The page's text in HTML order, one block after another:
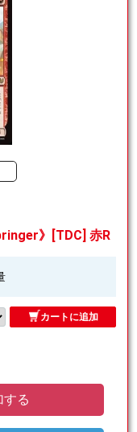
》[TDC] 赤R
カートに追加
する